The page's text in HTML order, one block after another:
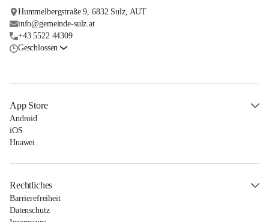
Hummelbergstraße 9, 6832 Sulz, AUT
info@gemeinde-sulz.at
+43 5522 44309
Geschlossen
App Store
Android
iOS
Huawei
Rechtliches
Barrierefreiheit
Datenschutz